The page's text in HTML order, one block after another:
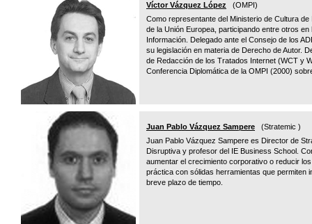
Víctor Vázquez López (OMPI)
Como representante del Ministerio de Cultura
de la Unión Europea, participando entre otros
Información. Delegado ante el Consejo de los
su legislación en materia de Derecho de Autor.
de Redacción de los Tratados Internet (WCT y
Conferencia Diplomática de la OMPI (2000)
Juan Pablo Vázquez Sampere (Stratemic )
Juan Pablo Vázquez Sampere es Director de
Disruptiva y profesor del IE Business School.
aumentar el crecimiento corporativo o reducir
práctica con sólidas herramientas que permiten
breve plazo de tiempo.